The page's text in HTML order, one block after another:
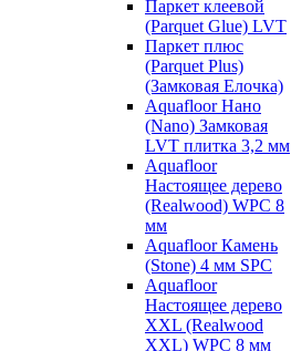
Паркет клеевой
(Parquet Glue) LVT
Паркет плюс
(Parquet Plus)
(Замковая Елочка)
Aquafloor Нано
(Nano) Замковая
LVT плитка 3,2 мм
Aquafloor
Настоящее дерево
(Realwood) WPC 8
мм
Aquafloor Камень
(Stone) 4 мм SPC
Aquafloor
Настоящее дерево
XXL (Realwood
XXL) WPC 8 мм